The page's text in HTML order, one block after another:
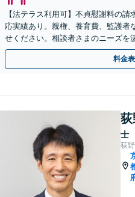
【法テラス利用可】不貞慰謝料の
応実績あり。親権、養育費、監護者
せください。相談者さまのニーズを
を目指します【Web面談可】【初回
料金
士
荻